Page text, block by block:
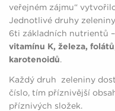
veřejném zájmu“
Jednotlivé druhy
6ti základních nutrientů –
vitamínu K, železa, folátů
karotenoidů.
Každý druh zeleniny
číslo, tím příznivější
příznivých složek.